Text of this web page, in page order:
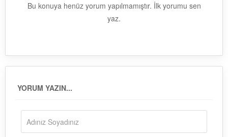
Bu konuya henüz yorum yapılmamıştır. İlk yorumu sen
yaz.
YORUM YAZIN...